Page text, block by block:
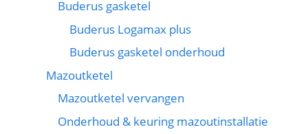
Buderus gasketel
Buderus Logamax plus
Buderus gasketel onderhoud
Mazoutketel
Mazoutketel vervangen
Onderhoud & keuring mazoutinstallatie